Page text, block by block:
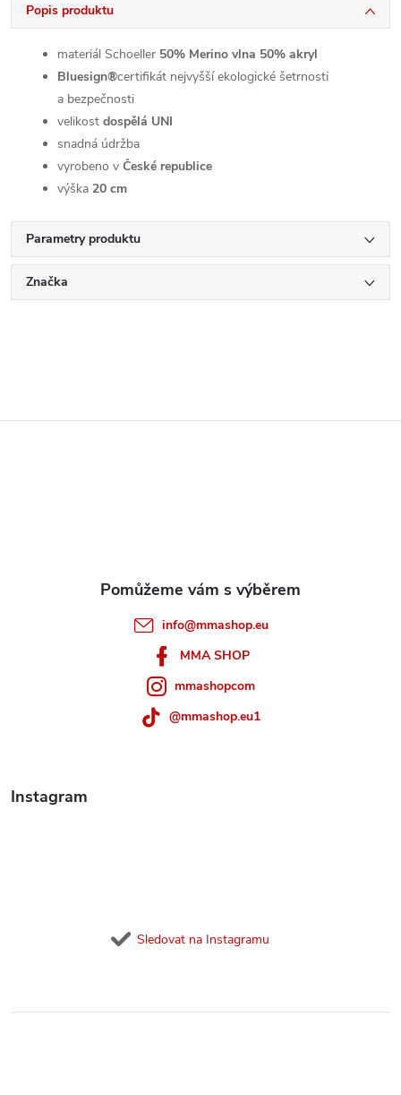
Popis produktu
materiál Schoeller 50% Merino vlna 50% akryl
Bluesign®certifikát nejvyšší ekologické šetrnosti
a bezpečnosti
velikost dospělá UNI
snadná údržba
vyrobeno v České republice
výška 20 cm
Parametry produktu
Značka
Instagram
Sledovat na Instagramu
info@mmashop.eu
MMA SHOP
mmashopcom
@mmashop.eu1